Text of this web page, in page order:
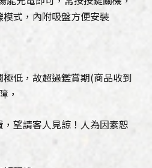
式，內附吸盤方便安裝
低，故超過鑑賞期(商品收到
，
望請客人見諒！人為因素恕